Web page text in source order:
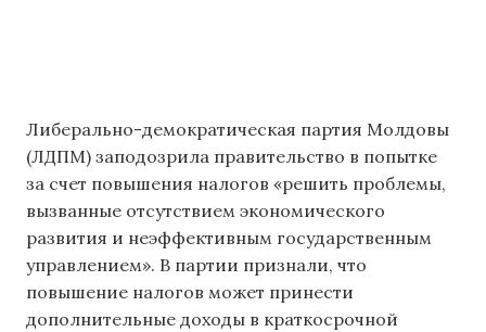
Либерально-демократическая партия Молдовы
(ЛДПМ) заподозрила правительство в попытке
за счет повышения налогов «решить проблемы,
вызванные отсутствием экономического
развития и неэффективным государственным
управлением». В партии признали, что
повышение налогов может принести
дополнительные доходы в краткосрочной